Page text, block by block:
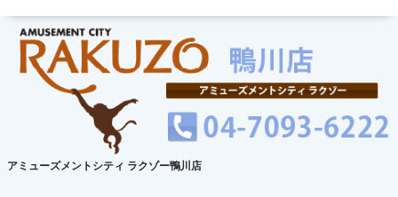
アミューズメントシティ ラクゾー鴨川店